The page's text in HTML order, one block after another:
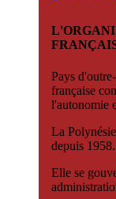
Pays
française
l'autonomie
La
depuis
Elle se